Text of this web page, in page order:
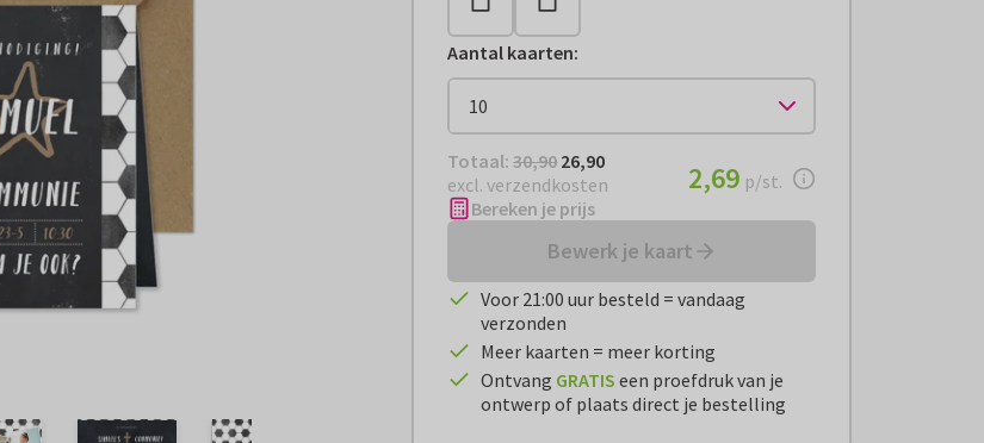
Aantal kaarten:
Totaal: € 26,90
Totaal: 30,90 26,90
excl. verzendkosten
€ 2,69per stuk
2,69 p/st.
Bereken je prijs
Bewerk je kaart
Voor 21:00 uur besteld = vandaag
verzonden
Meer kaarten = meer korting
Ontvang GRATIS een proefdruk van je
ontwerp of plaats direct je bestelling